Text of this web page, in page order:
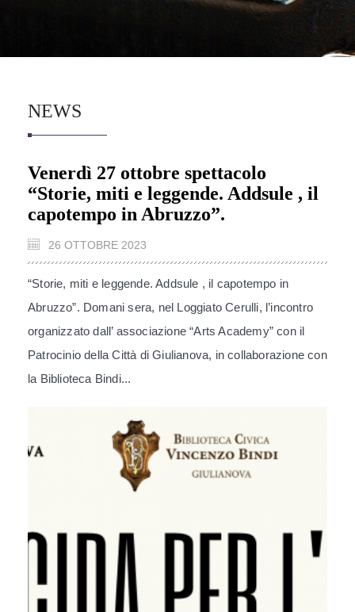
NEWS
Venerdì 27 ottobre spettacolo
“Storie, miti e leggende. Addsule , il
capotempo in Abruzzo”.
26 OTTOBRE 2023
“Storie, miti e leggende. Addsule , il capotempo in
Abruzzo”. Domani sera, nel Loggiato Cerulli, l’incontro
organizzato dall’ associazione “Arts Academy” con il
Patrocinio della Città di Giulianova, in collaborazione con
la Biblioteca Bindi...